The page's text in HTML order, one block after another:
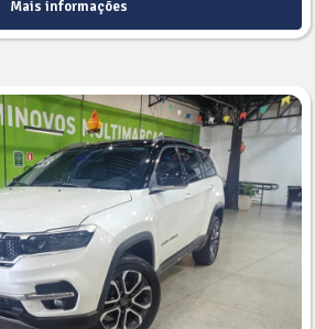
Mais informações